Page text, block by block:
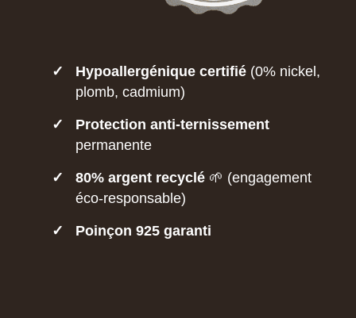
✓ Hypoallergénique certifié(0% nickel,
plomb, cadmium)
✓
Protection anti-ternissement
permanente
✓ 80% argent recyclé🌱 (engagement
éco-responsable)
✓ Poinçon 925 garanti